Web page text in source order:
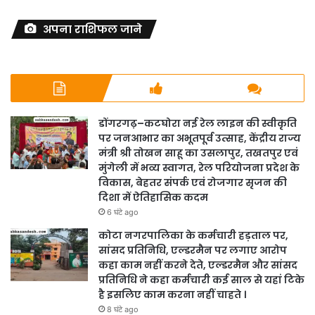
अपना राशिफल जाने
डोंगरगढ़–कटघोरा नई रेल लाइन की स्वीकृति
पर जनआभार का अभूतपूर्व उत्साह, केंद्रीय राज्य
मंत्री श्री तोखन साहू का उसलापुर, तखतपुर एवं
मुंगेली में भव्य स्वागत, रेल परियोजना प्रदेश के
विकास, बेहतर संपर्क एवं रोजगार सृजन की
दिशा में ऐतिहासिक कदम
6 घंटे ago
कोटा नगरपालिका के कर्मचारी हड़ताल पर,
सांसद प्रतिनिधि, एल्डरमैन पर लगाए आरोप
कहा काम नहीं करने देते, एल्डरमैन और सांसद
प्रतिनिधि ने कहा कर्मचारी कई साल से यहां टिके
है इसलिए काम करना नहीं चाहते ।
8 घंटे ago